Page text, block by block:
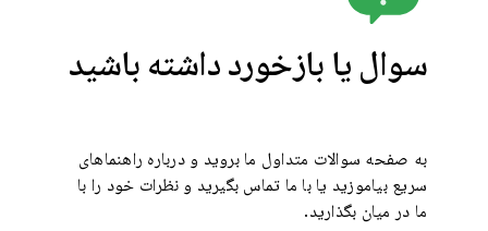
سوال یا بازخورد داشته باشید
به صفحه سوالات متداول ما بروید و درباره راهنماهای
سریع بیاموزید یا با ما تماس بگیرید و نظرات خود را با
ما در میان بگذارید.